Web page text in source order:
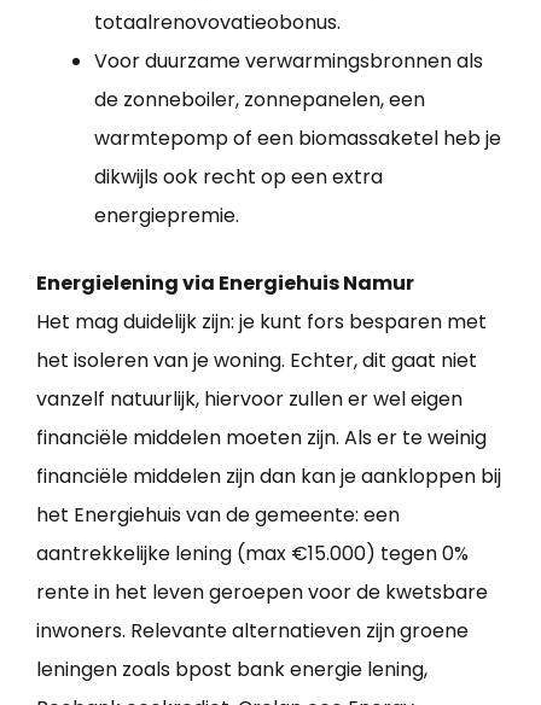
totaalrenovovatieobonus.
Voor duurzame verwarmingsbronnen als
de zonneboiler, zonnepanelen, een
warmtepomp of een biomassaketel heb je
dikwijls ook recht op een extra
energiepremie.
Energielening via Energiehuis Namur
Het mag duidelijk zijn: je kunt fors besparen met
het isoleren van je woning. Echter, dit gaat niet
vanzelf natuurlijk, hiervoor zullen er wel eigen
financiële middelen moeten zijn. Als er te weinig
financiële middelen zijn dan kan je aankloppen bij
het Energiehuis van de gemeente: een
aantrekkelijke lening (max €15.000) tegen 0%
rente in het leven geroepen voor de kwetsbare
inwoners. Relevante alternatieven zijn groene
leningen zoals bpost bank energie lening,